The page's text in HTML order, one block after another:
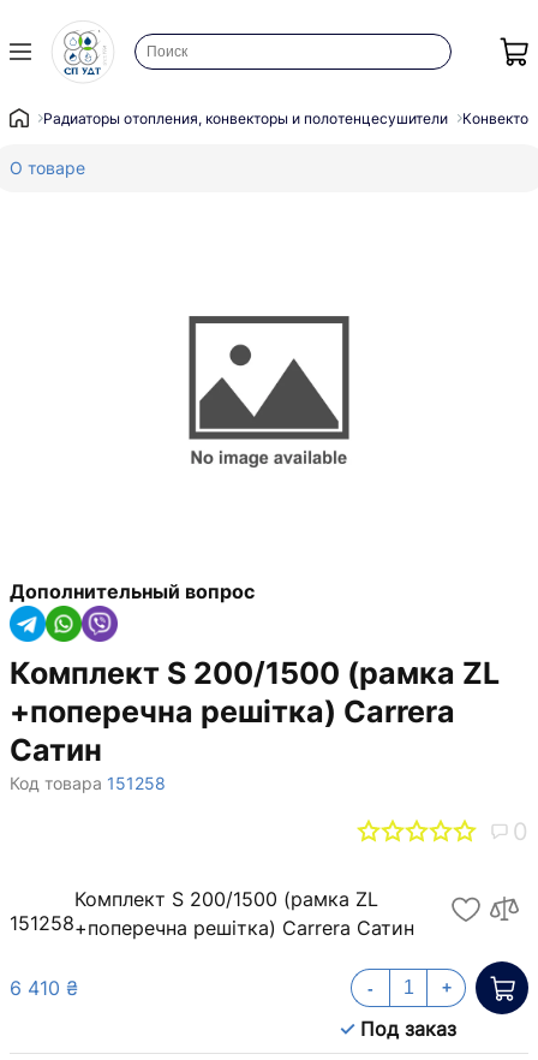
Радиаторы отопления, конвекторы и полотенцесушители
О товаре
Дополнительный вопрос
Комплект S 200/1500 (рамка ZL
+поперечна решітка) Carrera
Сатин
Код товара 151258
0
151258
Комплект S 200/1500 (рамка ZL
+поперечна решітка) Carrera Сатин
6 410 ₴
Под заказ
- +